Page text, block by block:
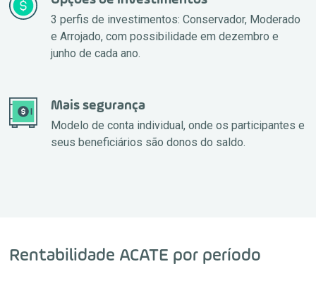
3 perfis de investimentos: Conservador, Moderado
e Arrojado, com possibilidade em dezembro e
junho de cada ano.
Mais segurança
Modelo de conta individual, onde os participantes e
seus beneficiários são donos do saldo.
Rentabilidade ACATE por período